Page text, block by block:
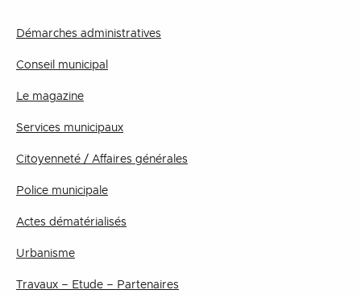
Démarches administratives
Conseil municipal
Le magazine
Services municipaux
Citoyenneté / Affaires générales
Police municipale
Actes dématérialisés
Urbanisme
Travaux – Etude – Partenaires